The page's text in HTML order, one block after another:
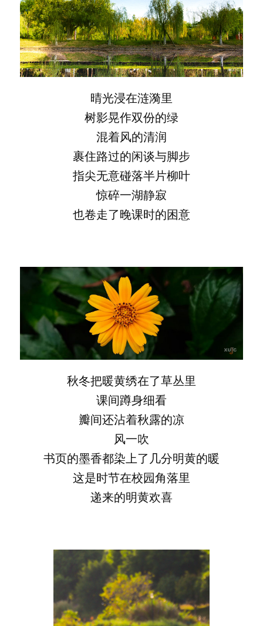
晴光浸在涟漪里
树影晃作双份的绿
混着风的清润
裹住路过的闲谈与脚步
指尖无意碰落半片柳叶
惊碎一湖静寂
也卷走了晚课时的困意
秋冬把暖黄绣在了草丛里
课间蹲身细看
瓣间还沾着秋露的凉
风一吹
书页的墨香都染上了几分明黄的暖
这是时节在校园角落里
递来的明黄欢喜